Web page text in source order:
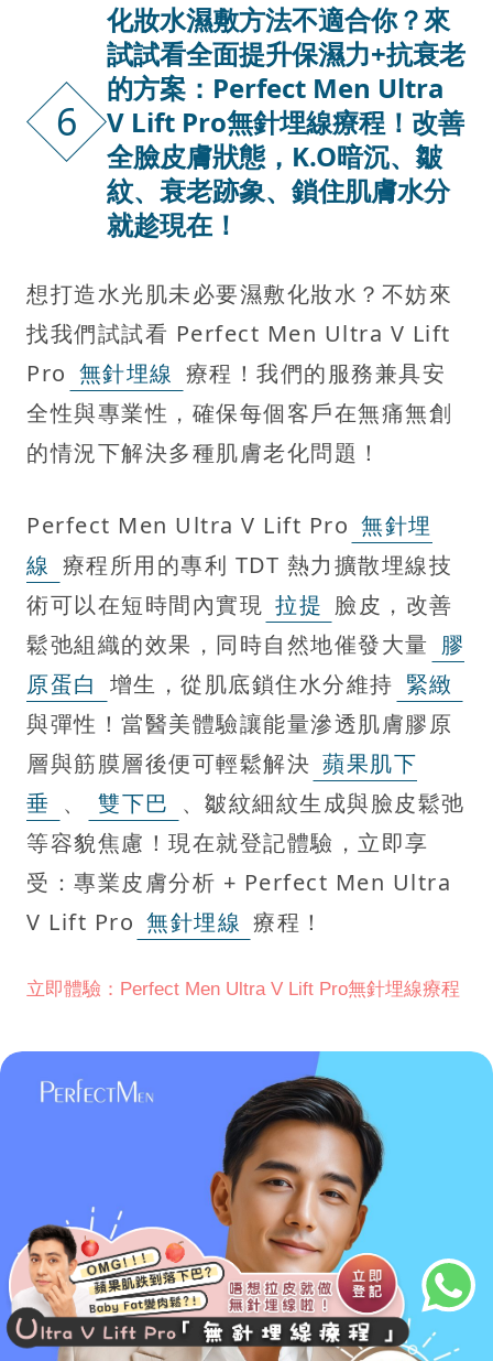
6
化妝水濕敷方法不適合你？來
試試看全面提升保濕力+抗衰老
的方案：Perfect Men Ultra
V Lift Pro無針埋線療程！改善
全臉皮膚狀態，K.O暗沉、皺
紋、衰老跡象、鎖住肌膚水分
就趁現在！
想打造水光肌未必要濕敷化妝水？不妨來
找我們試試看 Perfect Men Ultra V Lift
Pro 無針埋線 療程！我們的服務兼具安
全性與專業性，確保每個客戶在無痛無創
的情況下解決多種肌膚老化問題！
Perfect Men Ultra V Lift Pro 無針埋
線 療程所用的專利 TDT 熱力擴散埋線技
術可以在短時間內實現 拉提 臉皮，改善
鬆弛組織的效果，同時自然地催發大量 膠
原蛋白 增生，從肌底鎖住水分維持 緊緻
與彈性！當醫美體驗讓能量滲透肌膚膠原
層與筋膜層後便可輕鬆解決 蘋果肌下
垂 、 雙下巴 、皺紋細紋生成與臉皮鬆弛
等容貌焦慮！現在就登記體驗，立即享
受：專業皮膚分析 + Perfect Men Ultra
V Lift Pro 無針埋線 療程！
立即體驗：Perfect Men Ultra V Lift Pro無針埋線療程